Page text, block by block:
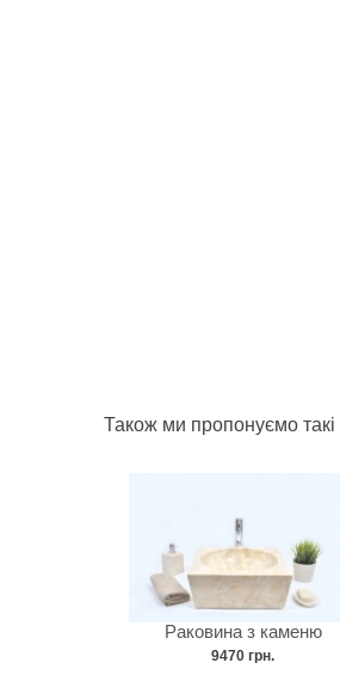
Також ми пропонуємо такі
Раковина з каменю
9470 грн.